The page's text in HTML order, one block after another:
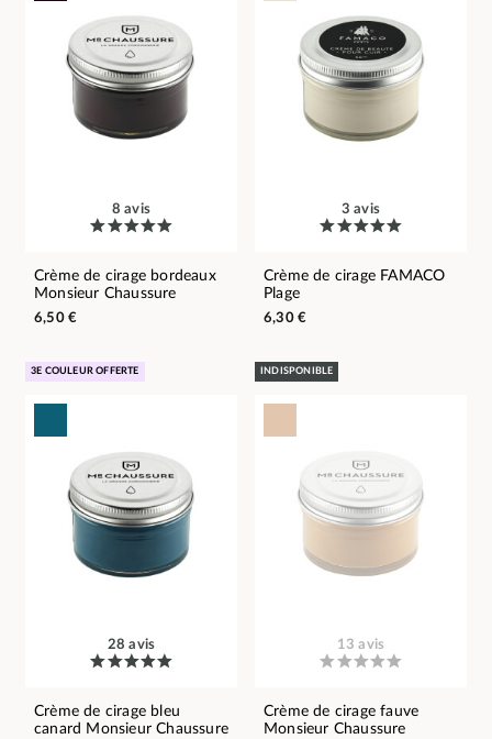
8 avis
Crème de cirage bordeaux
Monsieur Chaussure
6,50 €
3 avis
Crème de cirage FAMACO
Plage
6,30 €
3E COULEUR OFFERTE
28 avis
Crème de cirage bleu
canard Monsieur Chaussure
INDISPONIBLE
13 avis
Crème de cirage fauve
Monsieur Chaussure